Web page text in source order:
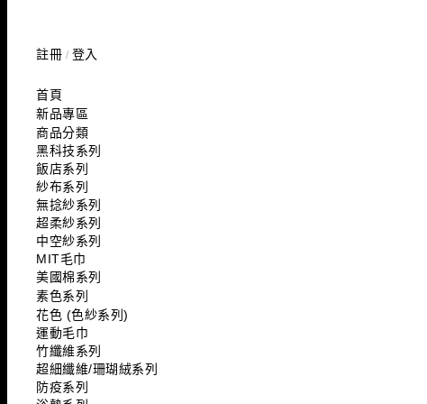
註冊 / 登入
首頁
新品專區
商品分類
黑科技系列
飯店系列
紗布系列
無捻紗系列
超柔紗系列
中空紗系列
MIT毛巾
美國棉系列
素色系列
花色 (色紗系列)
運動毛巾
竹纖維系列
超細纖維/珊瑚絨系列
防疫系列